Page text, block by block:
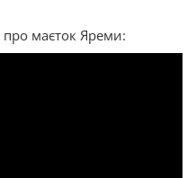
маєток Яреми: